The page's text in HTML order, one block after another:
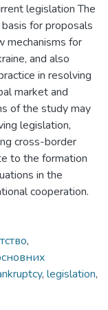
legislation The
for proposals
mechanisms for
and also
in resolving
market and
of the study may
legislation,
cross-border
to the formation
in the
cooperation.
,
, legislation,